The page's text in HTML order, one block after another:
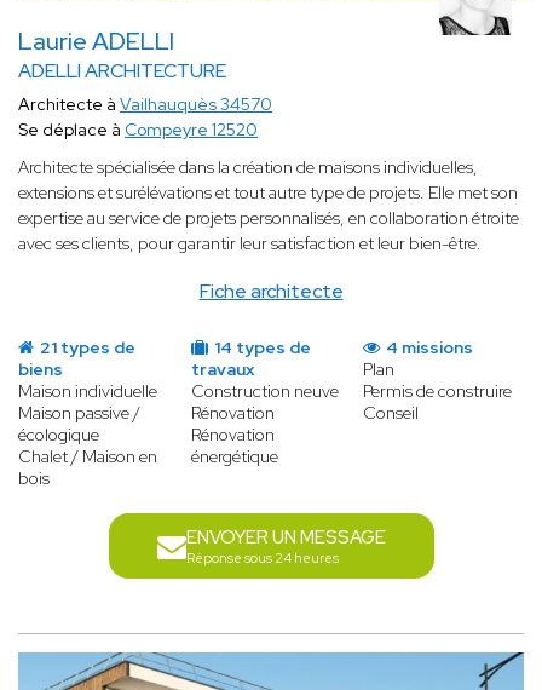
Laurie ADELLI
ADELLI ARCHITECTURE
Fiche architecte
Architecte à Vailhauquès 34570
Se déplace à Compeyre 12520
Architecte spécialisée dans la création de maisons individuelles,
extensions et surélévations et tout autre type de projets. Elle met son
expertise au service de projets personnalisés, en collaboration étroite
avec ses clients, pour garantir leur satisfaction et leur bien-être.
21 types de
biens
Maison individuelle
Maison passive /
écologique
Chalet / Maison en
bois
14 types de
travaux
Construction neuve
Rénovation
Rénovation
énergétique
4 missions
Plan
Permis de construire
Conseil
ENVOYER UN MESSAGE
Réponse sous 24 heures